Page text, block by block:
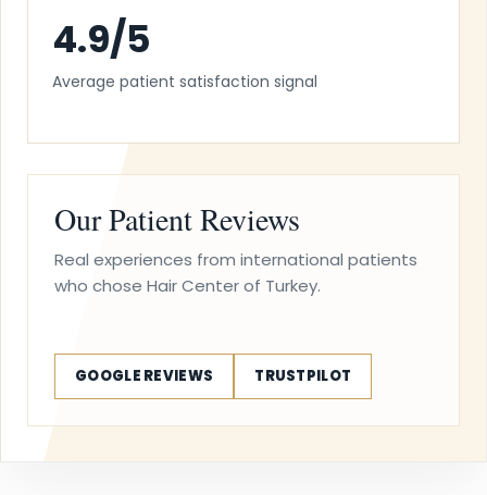
4.9/5
Average patient satisfaction signal
Our Patient Reviews
Real experiences from international patients
who chose Hair Center of Turkey.
GOOGLE REVIEWS TRUSTPILOT